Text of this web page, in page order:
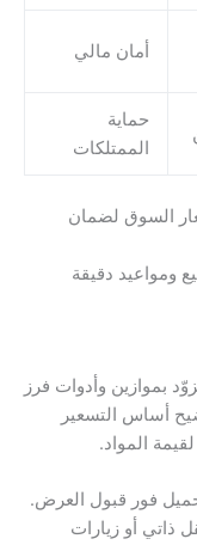
أمان مالي
حماية
الممتلكات
السوق لضمان
ومواعيد دقيقة
بموازين وأدوات فرز
أساس التسعير
المواد.
فور قبول العرض.
ذاتي أو زيارات